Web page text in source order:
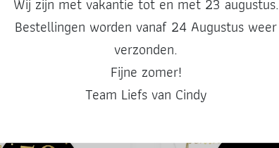
Ook leuke producten
Bestellingen worden vanaf 24 Augustus weer
verzonden.
Fijne zomer!
Team Liefs van Cindy